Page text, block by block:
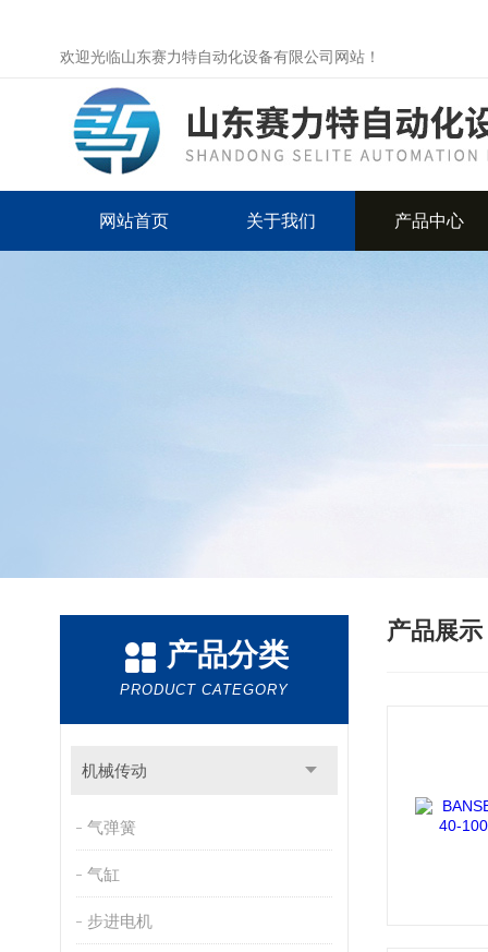
欢迎光临山东赛力特自动化设备有限公司网站！
网站首页 关于我们 产品中心
产品分类
PRODUCT CATEGORY
机械传动
气弹簧
气缸
步进电机
产品展示